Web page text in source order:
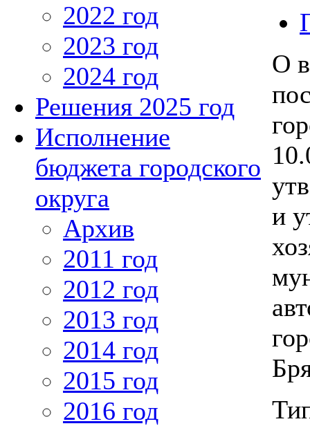
2022 год
2023 год
2024 год
Решения 2025 год
Исполнение
бюджета городского
округа
Архив
2011 год
2012 год
2013 год
2014 год
2015 год
2016 год
О
и